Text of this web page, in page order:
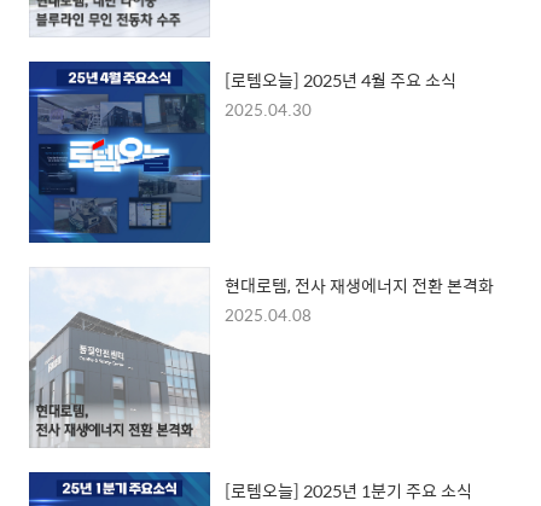
[로템오늘] 2025년 4월 주요 소식
2025.04.30
현대로템, 전사 재생에너지 전환 본격화
2025.04.08
[로템오늘] 2025년 1분기 주요 소식